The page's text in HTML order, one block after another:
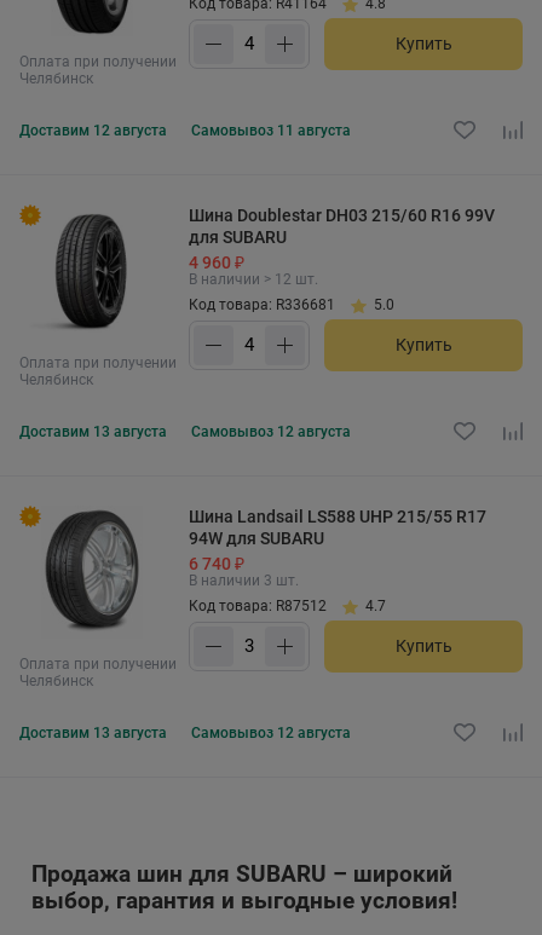
Оплата при получении
Челябинск
Код товара: R41164
4.8
Купить
Доставим 12 августа Самовывоз 11 августа
Оплата при получении
Челябинск
Шина Doublestar DH03 215/60 R16 99V
для SUBARU
4 960 ₽
В наличии > 12 шт.
Код товара: R336681
5.0
Купить
Доставим 13 августа Самовывоз 12 августа
Оплата при получении
Челябинск
Шина Landsail LS588 UHP 215/55 R17
94W для SUBARU
6 740 ₽
В наличии 3 шт.
Код товара: R87512
4.7
Купить
Доставим 13 августа Самовывоз 12 августа
Продажа шин для SUBARU – широкий
выбор, гарантия и выгодные условия!